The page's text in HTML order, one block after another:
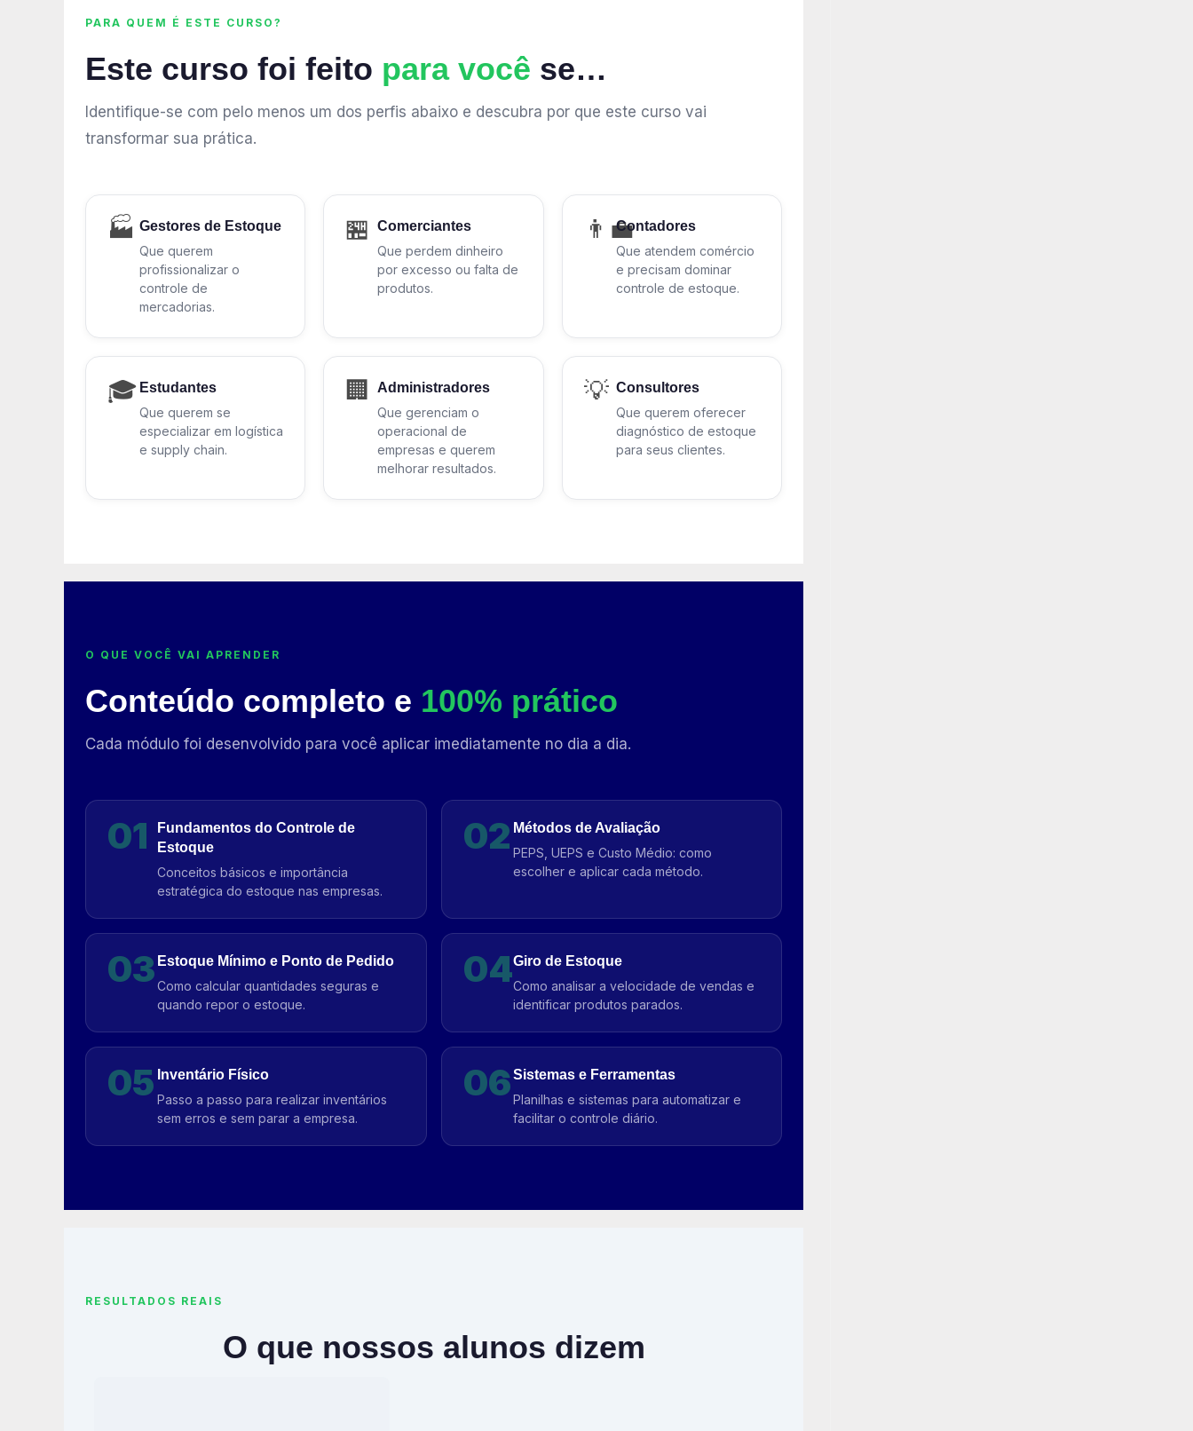
PARA QUEM É ESTE CURSO?
Este curso foi feito para você se…
Identifique-se com pelo menos um dos perfis abaixo e descubra por que este curso vai
transformar sua prática.
🏭 Gestores de Estoque
Que querem
profissionalizar o
controle de
mercadorias.
🏪
Comerciantes
Que perdem dinheiro
por excesso ou falta de
produtos.
👨‍💼Contadores
Que atendem comércio
e precisam dominar
controle de estoque.
🎓 Estudantes
Que querem se
especializar em logística
e supply chain.
🏢
Administradores
Que gerenciam o
operacional de
empresas e querem
melhorar resultados.
💡 Consultores
Que querem oferecer
diagnóstico de estoque
para seus clientes.
O QUE VOCÊ VAI APRENDER
Conteúdo completo e 100% prático
Cada módulo foi desenvolvido para você aplicar imediatamente no dia a dia.
01
Fundamentos do Controle de
Estoque
Conceitos básicos e importância
estratégica do estoque nas empresas.
02 Métodos de Avaliação
PEPS, UEPS e Custo Médio: como
escolher e aplicar cada método.
03 Estoque Mínimo e Ponto de Pedido
Como calcular quantidades seguras e
quando repor o estoque.
04Giro de Estoque
Como analisar a velocidade de vendas e
identificar produtos parados.
05 Inventário Físico
Passo a passo para realizar inventários
sem erros e sem parar a empresa.
06Sistemas e Ferramentas
Planilhas e sistemas para automatizar e
facilitar o controle diário.
RESULTADOS REAIS
O que nossos alunos dizem